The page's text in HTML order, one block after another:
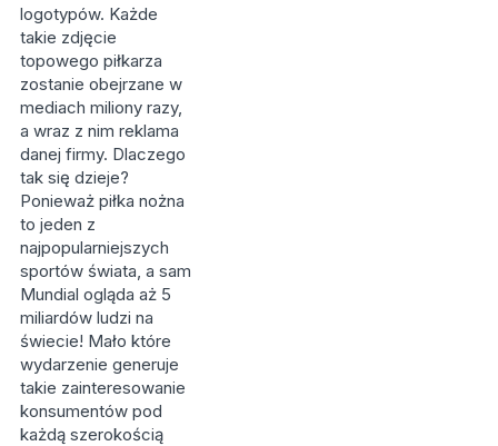
logotypów. Każde
takie zdjęcie
topowego piłkarza
zostanie obejrzane w
mediach miliony razy,
a wraz z nim reklama
danej firmy. Dlaczego
tak się dzieje?
Ponieważ piłka nożna
to jeden z
najpopularniejszych
sportów świata, a sam
Mundial ogląda aż 5
miliardów ludzi na
świecie! Mało które
wydarzenie generuje
takie zainteresowanie
konsumentów pod
każdą szerokością